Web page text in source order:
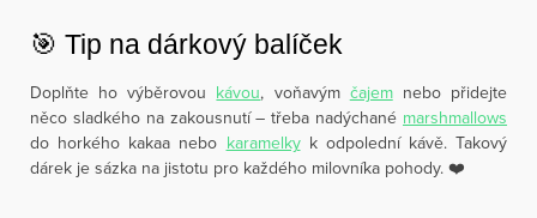
🎯 Tip na dárkový balíček
Doplňte ho výběrovou kávou, voňavým čajemnebo přidejte
něco sladkého na zakousnutí – třeba nadýchané marshmallows
do horkého kakaa nebo karamelkyk odpolední kávě. Takový
dárek je sázka na jistotu pro každého milovníka pohody. ❤️